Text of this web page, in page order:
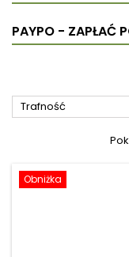
PAYPO - ZAPŁAĆ
Trafność
Obniżka